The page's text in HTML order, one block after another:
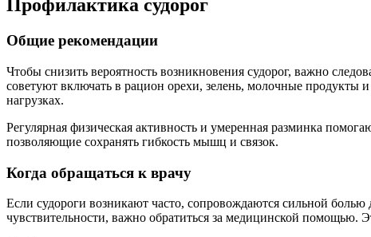
Профилактика судорог
Общие рекомендации
Чтобы снизить вероятность возникновения судорог, важно
советуют включать в рацион орехи, зелень, молочные продукты
нагрузках.
Регулярная физическая активность и умеренная разминка
позволяющие сохранять гибкость мышц и связок.
Когда обращаться к врачу
Если судороги возникают часто, сопровождаются сильной
чувствительности, важно обратиться за медицинской помощью.